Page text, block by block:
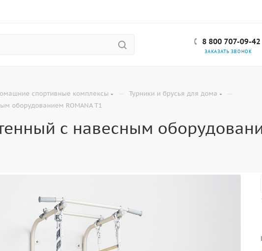
8 800 707-09-42
ЗАКАЗАТЬ ЗВОНОК
спортивные комплексы — Турники и брусья для дома —
оборудованием ROMANA T1
с навесным